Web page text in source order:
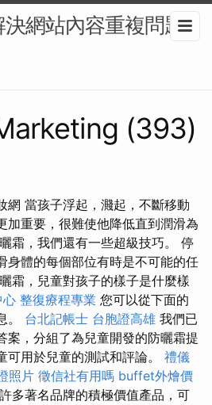
決網站內容重複問題-
(393)
網 當孩子浮起，濺起，不斷移動
加重要，很難使他降低直到潤滑為
霜，我們還有一些超級技巧。 停
身體的每個部位有時是不可能的任
霜，兒童對孩子的樣子是什麼樣
心 整復療程專業 您可以從下面的
。 台北記帳士 台胞證高雄 我們已
案，分組了為兒童開發的防曬霜提
可用於兒童的測試和評論。 禮儀
照片 徵信社有用嗎 buffet外燴價
多著名品牌的積極價值產品，可